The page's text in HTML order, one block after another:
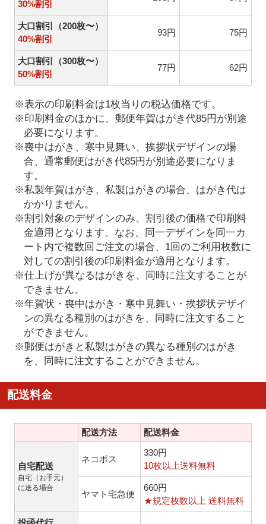
30%割引
大口割引（200枚〜）
40%割引
93円 75円
大口割引（300枚〜）
50%割引
77円 62円
※表示の印刷料金は1枚当りの税込価格です。
※印刷料金のほかに、郵便年賀はがき代85円が別途
必要になります。
※喪中はがき、寒中見舞い、挨拶状デザインの場
合、通常郵便はがき代85円が別途必要になりま
す。
※私製年賀はがき、私製はがきの場合、はがき代は
かかりません。
※割引対象のデザインのみ、割引後の価格で印刷料
金適用となります。なお、同一デザインを同一カ
ート内で複数回ご注文の場合、1回のご利用枚数に
対しての割引後の印刷料金が適用となります。
※仕上げが異なるはがきを、同時に注文することが
できません。
※年賀状・喪中はがき・寒中見舞い・挨拶状デザイ
ンの異なる種別のはがきを、同時に注文すること
ができません。
※郵便はがきと私製はがきの異なる種別のはがき
を、同時に注文することができません。
配送料金
配送方法 配送料金
自宅配送
自宅（お手元）
に送る場合
ネコポス
330円
10枚以上送料無料
ヤマト宅急便
660円
★規定枚数以上 送料無料